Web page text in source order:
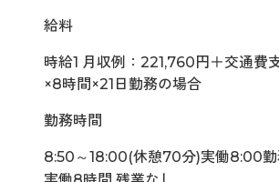
給料
時給1 月収例：221,760円＋交通費
×8時間×21日勤務の場合
勤務時間
8:50～18:00(休憩70分)実働8:00